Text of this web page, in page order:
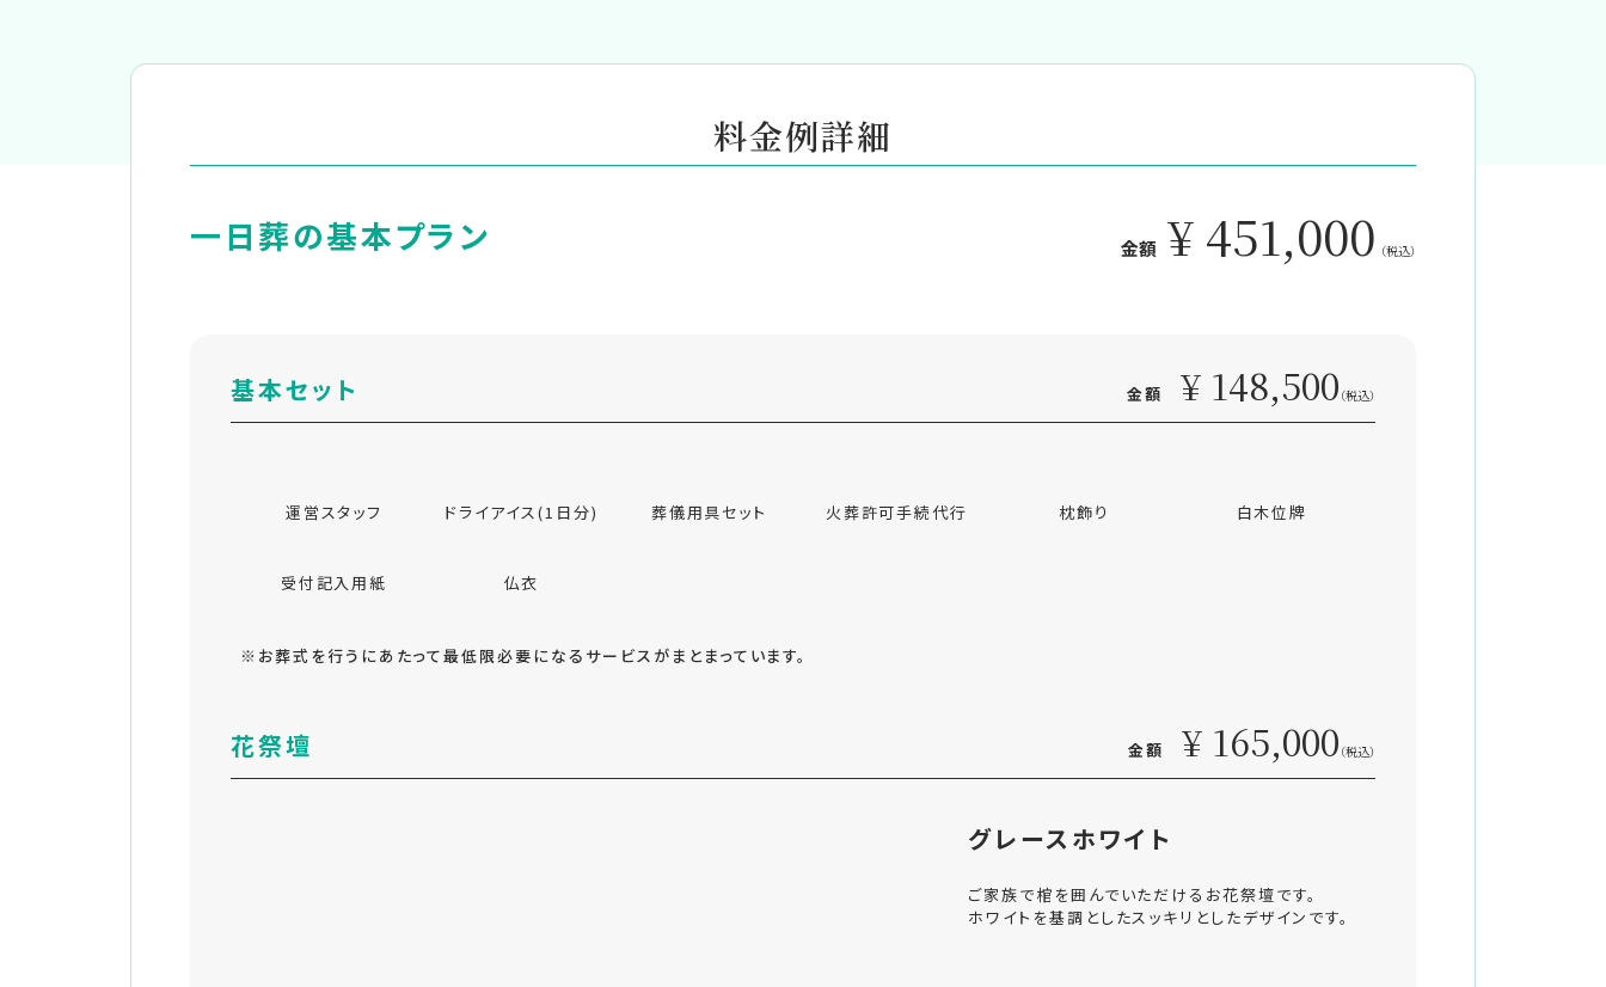
料金例詳細
一日葬の基本プラン 金額 ¥ 451,000 （税込）
基本セット 金額 ¥ 148,500 （税込）
運営スタッフ ドライアイス(1日分) 葬儀用具セット 火葬許可手続代行 枕飾り 白木位牌
受付記入用紙 仏衣
※お葬式を行うにあたって最低限必要になるサービスがまとまっています。
花祭壇 金額 ¥ 165,000 （税込）
グレースホワイト
ご家族で棺を囲んでいただけるお花祭壇です。
ホワイトを基調としたスッキリとしたデザインです。